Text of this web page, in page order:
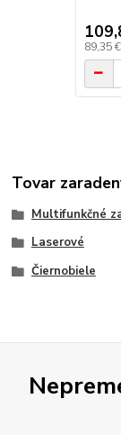
89,35 €
Tovar
Multifunkčné
Laserové
Čiernobiele